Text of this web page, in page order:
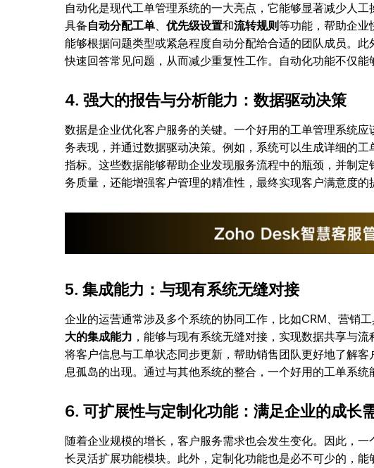
自动化是现代工单管理系统的一大亮点，它能够显著减少人
具备自动分配工单、 优先级设置和流转规则等功能，帮助企业
能够根据问题类型或紧急程度自动分配给合适的团队成员。
快速回答常见问题，从而减少重复性工作。自动化功能不仅能
4. 强大的报告与分析能力：数据驱动决策
数据是企业优化客户服务的关键。一个好用的工单管理系统应
务表现，并通过数据驱动决策。例如，系统可以生成详细的
指标。这些数据能够帮助企业发现服务流程中的瓶颈，并制
务质量，还能增强客户管理的精准性，最终实现客户满意度的
5. 集成能力：与现有系统无缝对接
企业的运营通常涉及多个系统的协同工作，比如CRM、营销
大的集成能力 ，能够与现有系统无缝对接，实现数据共享与
将客户信息与工单状态同步更新，帮助销售团队更好地了解
息孤岛的出现。通过与其他系统的整合，一个好用的工单系统
6. 可扩展性与定制化功能：满足企业的成长
随着企业规模的增长，客户服务需求也会发生变化。因此，一
长灵活扩展功能模块。此外，定制化功能也是必不可少的，